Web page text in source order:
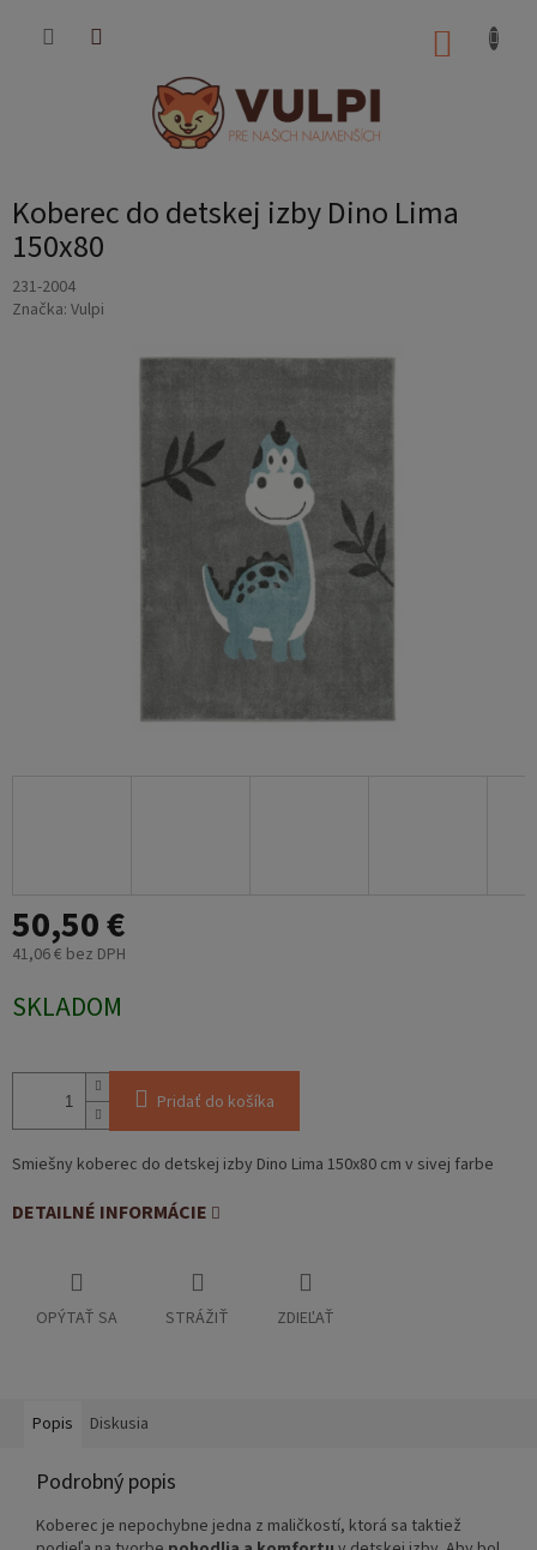
Koberec do detskej izby Dino Lima
150x80
231-2004
Značka: Vulpi
50,50 €
41,06 € bez DPH
cena:
SKLADOM
Pridať do košíka
Smiešny koberec do detskej izby Dino Lima 150x80 cm v sivej farbe
DETAILNÉ INFORMÁCIE
OPÝTAŤ SA STRÁŽIŤ ZDIEĽAŤ
Popis Diskusia
Podrobný popis
Koberec je nepochybne jedna z maličkostí, ktorá sa taktiež